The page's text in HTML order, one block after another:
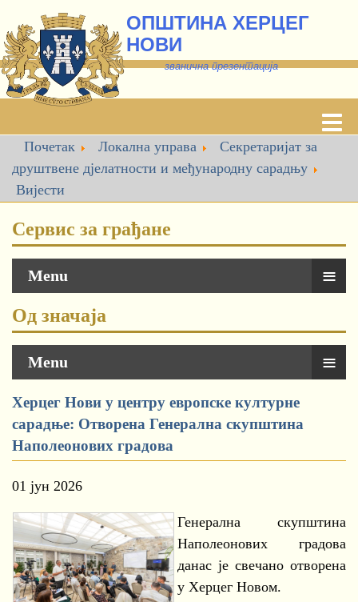
ОПШТИНА ХЕРЦЕГ
НОВИ
званична презентација
Почетак Локална управа
Секретаријат за
друштвене дјелатности и међународну сарадњу
Вијести
Сервис за грађане
Menu ≡
Од значаја
Menu ≡
Херцег Нови у центру европске културне
сарадње: Отворена Генерална скупштина
Наполеонових градова
01 јун 2026
Генерална скупштина
Наполеонових градова
данас је свечано отворена
у Херцег Новом.